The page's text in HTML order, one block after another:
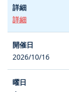
詳細
2026/10/16